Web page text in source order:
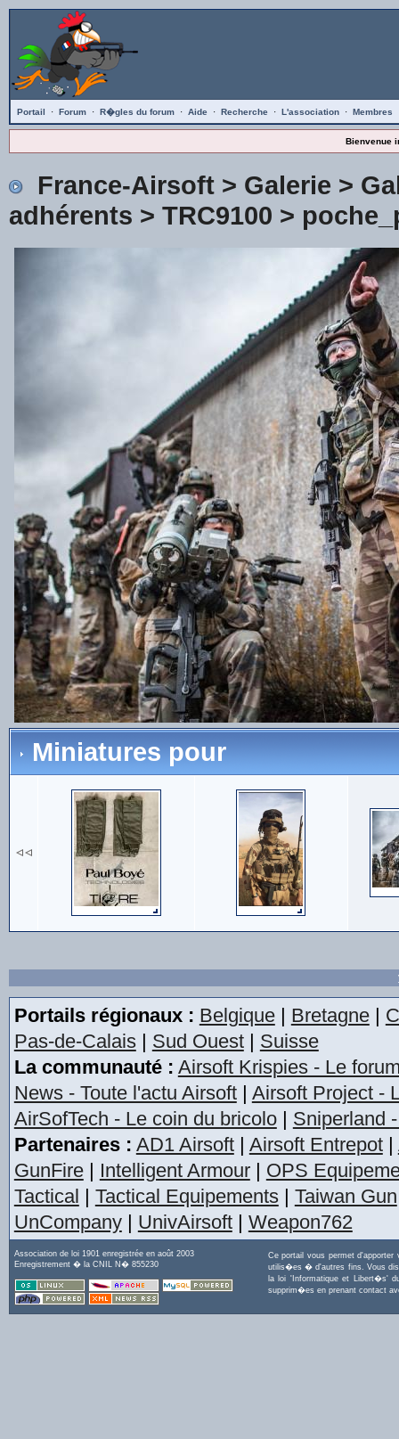
Portail · Forum · R�gles du forum · Aide · Recherche · L'association · Membres
Bienvenue
France-Airsoft> Galerie >
adhérents > TRC9100 >
Miniatures pour
Portails régionaux : Belgique| Bretagne|
Pas-de-Calais| Sud Ouest| Suisse
La communauté : Airsoft Krispies - Le
News - Toute l'actu Airsoft| Airsoft Project -
AirSofTech - Le coin du bricolo| Sniperland
Partenaires : AD1 Airsoft| Airsoft Entrepot|
GunFire| Intelligent Armour| OPS
Tactical | Tactical Equipements| Taiwan Gun
UnCompany| UnivAirsoft| Weapon762
Association de loi 1901 enregistrée en août 2003
Enregistrement � la CNIL N� 855230
Ce portail vous permet
utilis�es � d'autres fins. Vous
la loi 'Informatique et Libert�s'
supprim�es en prenant contact